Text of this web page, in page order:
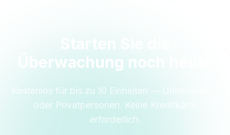
Überwachung noch heute
Kostenlos für bis zu 10 Einheiten — Unternehmen
oder Privatpersonen. Keine Kreditkarte
erforderlich.